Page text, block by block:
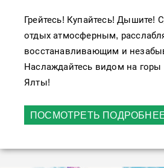
Грейтесь! Купайтесь! Дышите!
отдых атмосферным,
восстанавливающим и
Наслаждайтесь видом на горы
Ялты!
ПОСМОТРЕТЬ